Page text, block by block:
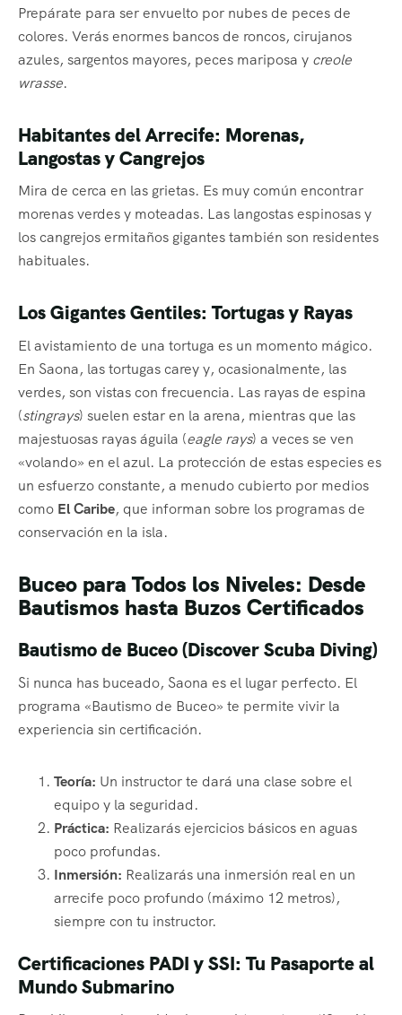
Prepárate para ser envuelto por nubes de peces de
colores. Verás enormes bancos de roncos, cirujanos
azules, sargentos mayores, peces mariposa y creole
wrasse.
Habitantes del Arrecife: Morenas,
Langostas y Cangrejos
Mira de cerca en las grietas. Es muy común encontrar
morenas verdes y moteadas. Las langostas espinosas y
los cangrejos ermitaños gigantes también son residentes
habituales.
Los Gigantes Gentiles: Tortugas y Rayas
El avistamiento de una tortuga es un momento mágico.
En Saona, las tortugas carey y, ocasionalmente, las
verdes, son vistas con frecuencia. Las rayas de espina
(stingrays) suelen estar en la arena, mientras que las
majestuosas rayas águila (eagle rays) a veces se ven
«volando» en el azul. La protección de estas especies es
un esfuerzo constante, a menudo cubierto por medios
como El Caribe, que informan sobre los programas de
conservación en la isla.
Buceo para Todos los Niveles: Desde
Bautismos hasta Buzos Certificados
Bautismo de Buceo (Discover Scuba Diving)
Si nunca has buceado, Saona es el lugar perfecto. El
programa «Bautismo de Buceo» te permite vivir la
experiencia sin certificación.
Teoría: Un instructor te dará una clase sobre el
equipo y la seguridad.
Práctica: Realizarás ejercicios básicos en aguas
poco profundas.
Inmersión: Realizarás una inmersión real en un
arrecife poco profundo (máximo 12 metros),
siempre con tu instructor.
Certificaciones PADI y SSI: Tu Pasaporte al
Mundo Submarino